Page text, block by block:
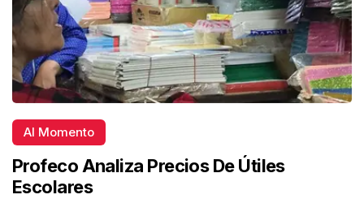
Al Momento
Profeco Analiza Precios De Útiles
Escolares